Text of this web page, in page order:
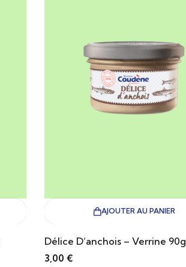
AJOUTER AU PANIER
Délice D’anchois – Verrine 90g
3,00 €